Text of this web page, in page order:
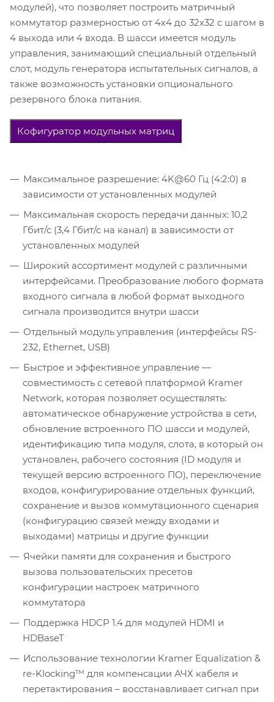
модулей), что позволяет построить матричный
коммутатор размерностью от 4х4 до 32х32 с шагом в
4 выхода или 4 входа. В шасси имеется модуль
управления, занимающий специальный отдельный
слот, модуль генератора испытательных сигналов, а
также возможность установки опционального
резервного блока питания.
Кофигуратор модульных матриц
Максимальное разрешение: 4K@60 Гц (4:2:0) в
зависимости от установленных модулей
Максимальная скорость передачи данных: 10,2
Гбит/с (3,4 Гбит/с на канал) в зависимости от
установленных модулей
Широкий ассортимент модулей с различными
интерфейсами. Преобразование любого формата
входного сигнала в любой формат выходного
сигнала производится внутри шасси
Отдельный модуль управления (интерфейсы RS-
232, Ethernet, USB)
Быстрое и эффективное управление —
совместимость с сетевой платформой Kramer
Network, которая позволяет осуществлять:
автоматическое обнаружение устройства в сети,
обновление встроенного ПО шасси и модулей,
идентификацию типа модуля, слота, в который он
установлен, рабочего состояния (ID модуля и
текущей версию встроенного ПО), переключение
входов, конфигурирование отдельных функций,
сохранение и вызов коммутационного сценария
(конфигурацию связей между входами и
выходами) матрицы и другие функции
Ячейки памяти для сохранения и быстрого
вызова пользовательских пресетов
конфигурации настроек матричного
коммутатора
Поддержка HDCP 1.4 для модулей HDMI и
HDBaseT
Использование технологии Kramer Equalization &
re-Klocking™ для компенсации АЧХ кабеля и
перетактирования – восстанавливает сигнал при